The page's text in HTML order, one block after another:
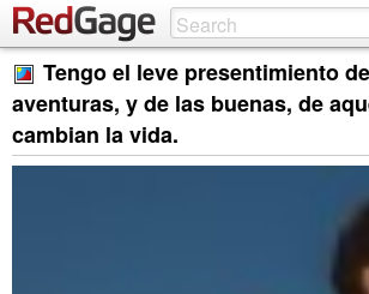
Tengo el leve presentimiento
aventuras, y de las buenas, de
cambian la vida.